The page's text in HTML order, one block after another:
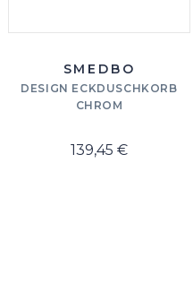
SMEDBO
DESIGN ECKDUSCHKORB
CHROM
139,45 €